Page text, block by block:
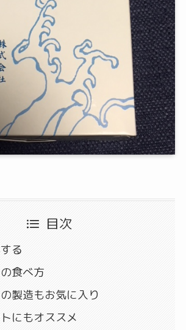
目次
る
食べ方
製造もお気に入り
にもオススメ